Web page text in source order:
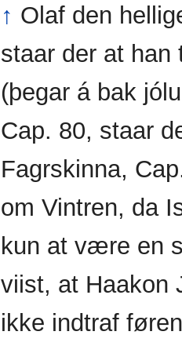
↑ Olaf den
staar der at han
(þegar á bak
Cap. 80, staar
Fagrskinna,
om Vintren, da
kun at være en
viist, at Haakon
ikke indtraf